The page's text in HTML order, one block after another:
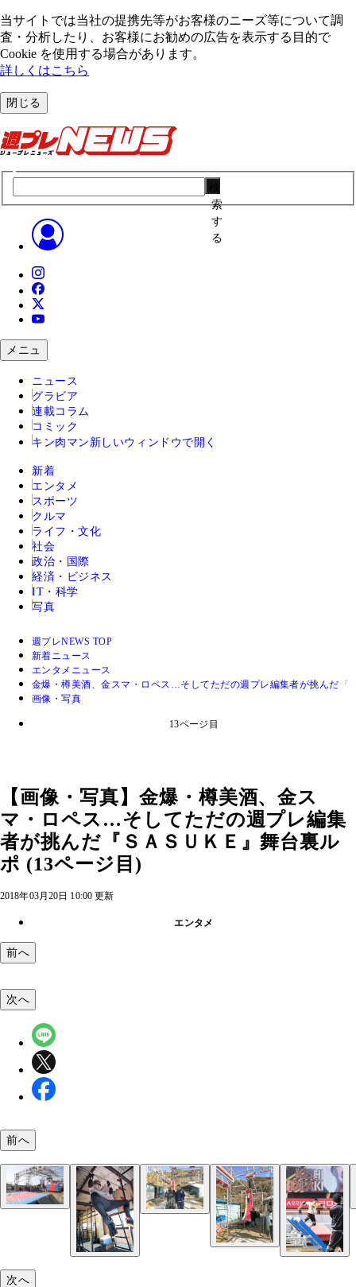
当サイトでは当社の提携先等がお客様のニーズ等について調
査・分析したり、お客様にお勧めの広告を表⽰する⽬的で
Cookie を使⽤する場合があります。
詳しくはこちら
閉じる
索
す
る
メニュ
ニュース
グラビア
連載コラム
コミック
キン肉マン 新しいウィンドウで開く
新着
エンタメ
スポーツ
クルマ
ライフ・文化
社会
政治・国際
経済・ビジネス
IT・科学
写真
週プレNEWS TOP
新着ニュース
エンタメニュース
金爆・樽美酒、金スマ・ロペス…そしてただの週プレ編集者が挑んだ『
画像・写真
13ページ目
【画像・写真】金爆・樽美酒、金ス
マ・ロペス…そしてただの週プレ編集
者が挑んだ『ＳＡＳＵＫＥ』舞台裏ル
ポ (13ページ目)
2018年03月20日 10:00 更新
エンタメ
前へ
ビデオに向かって自己ＰＲをしてから「五段跳び
技試験
果たして、本誌編集・Ｉの挑戦はいかに…！？
ＳＡＳＵＫＥの総合演出を務める乾雅人氏（右か
目）と制作陣。「ＳＡＳＵＫＥは、順位を競うも
予選会「太鼓に合わせて腕立て伏せ１００回」の
下は死にそうになりながらもぎりぎりで耐える週
実技試験通過者を発表。そして友情が芽生える…！
個性的な面々が揃う面接の模様。本誌編集・Ｉは
イボーイ」Ｔシャツを着てＰＲ
最近ではおなじみのエリアとなった「タイファイ
の、シミュレーターの試技の様子
“怪力商社マン”岸本真弥（左）の自宅セットで武
新エリア「ドラゴングライダー」。闇夜に輝くそ
まるで気高き竜…！
次へ
前へ
次へ